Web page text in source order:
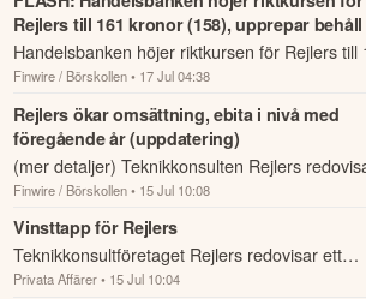
Rejlers till 161 kronor (158), upprepar behåll
Handelsbanken höjer riktkursen för Rejlers till
kronor (158), upprepar behåll - BN.
Finwire / Börskollen • 17 Jul 04:38
Rejlers ökar omsättning, ebita i nivå med
föregående år (uppdatering)
(mer detaljer) Teknikkonsulten Rejlers
omsättning under andra kvartalet jämfört med
samma period året innan.
Finwire / Börskollen • 15 Jul 10:08
Vinsttapp för Rejlers
Teknikkonsultföretaget Rejlers redovisar ett
rörelseresultat för andra kvartalet på 53,8
Privata Affärer • 15 Jul 10:04